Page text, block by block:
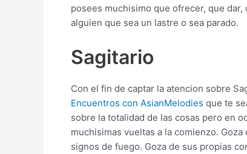
posees muchisimo que ofrecer, que
alguien que sea un lastre o sea parado.
Sagitario
Con el fin de captar la atencion sobre
Encuentros con AsianMelodies que te
sobre la totalidad de las cosas pero en
muchisimas vueltas a la comienzo.
signos de fuego. Goza de sus propias